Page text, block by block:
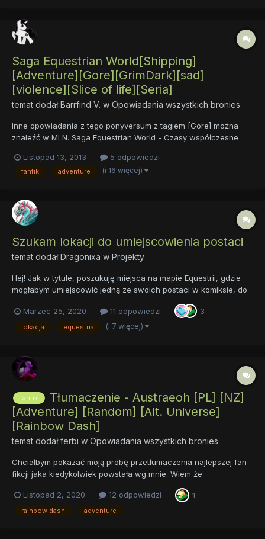
Saga Equestrian World[Shipping]
[Adventure][Gore][GrimDark][sad]
[violence][Slice of life][Seria]
temat dodałBarrfind V. w Opowiadania wszystkich bronies
Inne opowiadania z tego ponyversum z tagiem [Gore] można
znaleźć w MLN. Saga Equestrian World - Czasy współczesne
[sad][violence][seria] 1) Prawdziwe imię(Rok 1000 EA)[Z]
[Comedy][Slice of life] Opis: Ponyville,...
Listopad 13, 2013 5 odpowiedzi
fanfik adventure (i 16 więcej)
Szukam lokacji do umiejscowienia postaci
temat dodałDragonixa w Projekty
Hej! Jak w tytule, poszukuję miejsca na mapie Equestrii, gdzie
mogłabym umiejscowić jedną ze swoich postaci w komiksie, do
którego dopiero piszę scenariusz. Dwie z trzech głównych
postaci mam osadzone co prawda, ale potrzebuję też pomocy
fandomu odnośnie historii Equestrii....
Marzec 25, 2020 11 odpowiedzi 3
lokacja equestria (i 7 więcej)
fanfik
Tłumaczenie - Austraeoh [PL] [NZ]
[Adventure] [Random] [Alt. Universe]
[Rainbow Dash]
temat dodałferbi w Opowiadania wszystkich bronies
Chciałbym pokazać moją próbę przetłumaczenia najlepszej fan
fikcji jaka kiedykolwiek powstała wg mnie. Wiem że
jest nieskończona) ale chciałbym chociaż spróbować pierwszą
księge. będe updateował ten post z każdym kolejnym
Listopad 2, 2020 12 odpowiedzi 1
rainbow dash adventure